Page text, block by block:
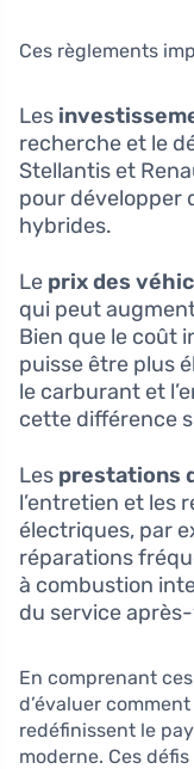
Ces règlements
Les
recherche et le
Stellantis et
pour développer
hybrides.
Le prix des
qui peut
Bien que le coût
puisse être plus
le carburant et
cette différence
Les prestations
l’entretien et les
électriques, par
réparations
à combustion
du service
En comprenant
d’évaluer
redéfinissent le
moderne. Ces